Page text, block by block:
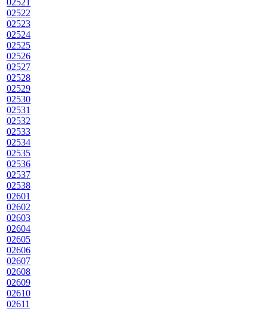
02521
02522
02523
02524
02525
02526
02527
02528
02529
02530
02531
02532
02533
02534
02535
02536
02537
02538
02601
02602
02603
02604
02605
02606
02607
02608
02609
02610
02611